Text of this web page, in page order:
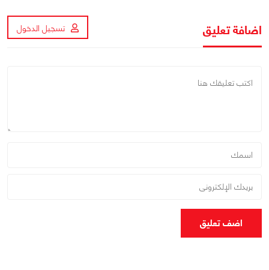
اضافة تعليق تسجيل الدخول
اضف تعليق